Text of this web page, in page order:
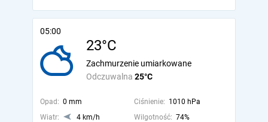
05:00
23°C
Odczuwalna 25°C
Zachmurzenie umiarkowane
Opad: 0 mm Ciśnienie: 1010 hPa
Wiatr:
4 km/h Wilgotność: 74%